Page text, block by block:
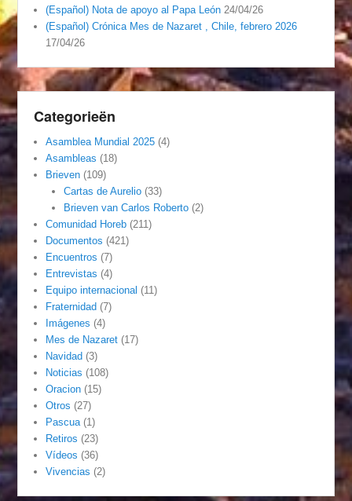
(Español) Nota de apoyo al Papa León 24/04/26
(Español) Crónica Mes de Nazaret , Chile, febrero 2026
17/04/26
Categorieën
Asamblea Mundial 2025 (4)
Asambleas (18)
Brieven (109)
Cartas de Aurelio(33)
Brieven van Carlos Roberto(2)
Comunidad Horeb (211)
Documentos (421)
Encuentros (7)
Entrevistas (4)
Equipo internacional (11)
Fraternidad (7)
Imágenes (4)
Mes de Nazaret (17)
Navidad (3)
Noticias (108)
Oracion (15)
Otros (27)
Pascua (1)
Retiros (23)
Vídeos (36)
Vivencias (2)